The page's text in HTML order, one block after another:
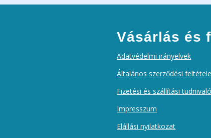
Vásárlás és
Adatvédelmi irányelvek
Általános szerződési
Fizetési és szállítási
Impresszum
Elállási nyilatkozat